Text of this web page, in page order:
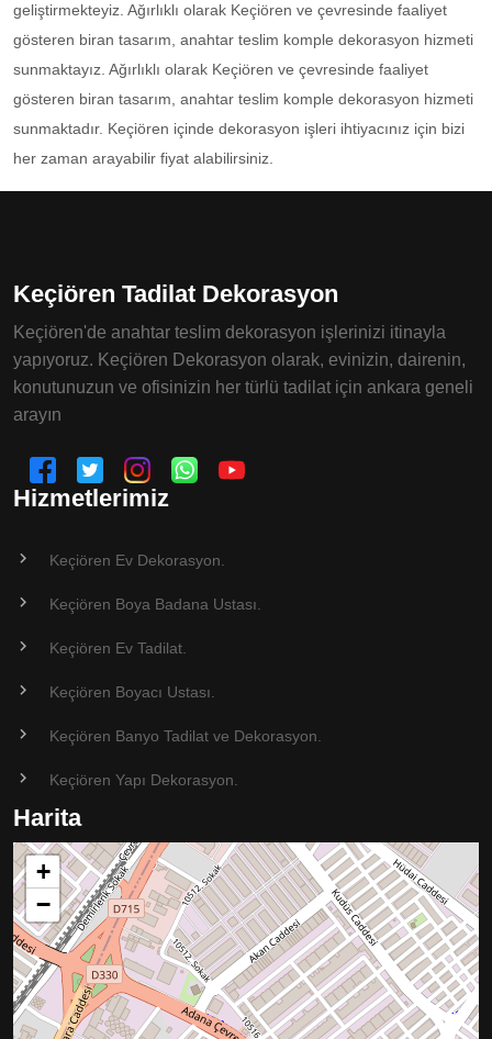
geliştirmekteyiz. Ağırlıklı olarak Keçiören ve çevresinde faaliyet
gösteren biran tasarım, anahtar teslim komple dekorasyon hizmeti
sunmaktayız. Ağırlıklı olarak Keçiören ve çevresinde faaliyet
gösteren biran tasarım, anahtar teslim komple dekorasyon hizmeti
sunmaktadır. Keçiören içinde dekorasyon işleri ihtiyacınız için bizi
her zaman arayabilir fiyat alabilirsiniz.
Keçiören Tadilat Dekorasyon
Keçiören'de anahtar teslim dekorasyon işlerinizi itinayla
yapıyoruz. Keçiören Dekorasyon olarak, evinizin, dairenin,
konutunuzun ve ofisinizin her türlü tadilat için ankara geneli
arayın
Hizmetlerimiz
Keçiören Ev Dekorasyon.
Keçiören Boya Badana Ustası.
Keçiören Ev Tadilat.
Keçiören Boyacı Ustası.
Keçiören Banyo Tadilat ve Dekorasyon.
Keçiören Yapı Dekorasyon.
Harita
+
−